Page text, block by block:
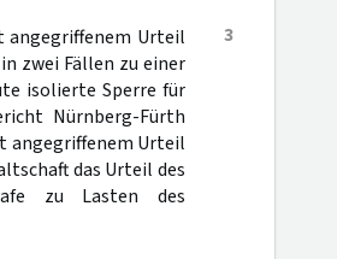
3
angegriffenem Urteil
zwei Fällen zu einer
isolierte Sperre für
Nürnberg-Fürth
angegriffenem Urteil
das Urteil des
zu Lasten des